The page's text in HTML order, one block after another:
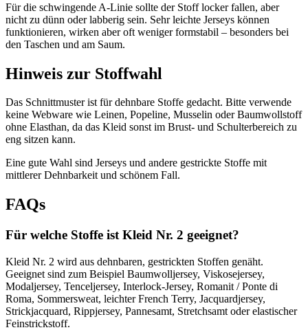
Für die schwingende A-Linie sollte der Stoff locker fallen, aber
nicht zu dünn oder labberig sein. Sehr leichte Jerseys können
funktionieren, wirken aber oft weniger formstabil – besonders bei
den Taschen und am Saum.
Hinweis zur Stoffwahl
Das Schnittmuster ist für dehnbare Stoffe gedacht. Bitte verwende
keine Webware wie Leinen, Popeline, Musselin oder Baumwollstoff
ohne Elasthan, da das Kleid sonst im Brust- und Schulterbereich zu
eng sitzen kann.
Eine gute Wahl sind Jerseys und andere gestrickte Stoffe mit
mittlerer Dehnbarkeit und schönem Fall.
FAQs
Für welche Stoffe ist Kleid Nr. 2 geeignet?
Kleid Nr. 2 wird aus dehnbaren, gestrickten Stoffen genäht.
Geeignet sind zum Beispiel Baumwolljersey, Viskosejersey,
Modaljersey, Tenceljersey, Interlock-Jersey, Romanit / Ponte di
Roma, Sommersweat, leichter French Terry, Jacquardjersey,
Strickjacquard, Rippjersey, Pannesamt, Stretchsamt oder elastischer
Feinstrickstoff.